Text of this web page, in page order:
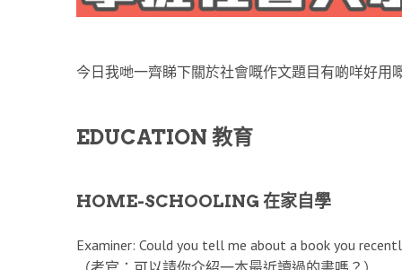
今日我哋一齊睇下關於社會嘅作文題目有啲咩好用
EDUCATION 教育
HOME-SCHOOLING 在家自學
Examiner: Could you tell me about a book you